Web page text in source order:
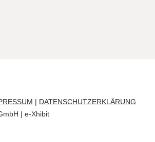
| e-Xhibit
| DATENSCHUTZERKLÄRUNG